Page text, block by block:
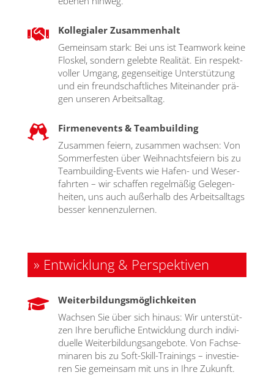

Kollegialer Zusammenhalt
Gemein­sam stark: Bei uns ist Team­work kei­ne
Flos­kel, son­dern geleb­te Rea­li­tät. Ein respekt­
vol­ler Umgang, gegen­sei­ti­ge Unter­stüt­zung
und ein freund­schaft­li­ches Mit­ein­an­der prä­
gen unse­ren Arbeits­all­tag.

Firmenevents & Teambuilding
Zusam­men fei­ern, zusam­men wach­sen: Von
Som­mer­fes­ten über Weih­nachts­fei­ern bis zu
Team­buil­ding-Events wie Hafen- und Weser­
fahr­ten – wir schaf­fen regel­mä­ßig Gele­gen­
hei­ten, uns auch außer­halb des Arbeits­all­tags
bes­ser ken­nen­zu­ler­nen.
» Entwicklung & Perspektiven

Weiterbildungsmöglichkeiten
Wach­sen Sie über sich hin­aus: Wir unter­stüt­
zen Ihre beruf­li­che Ent­wick­lung durch indi­vi­
du­el­le Wei­ter­bil­dungs­an­ge­bo­te. Von Fach­se­
mi­na­ren bis zu Soft-Skill-Trai­nings – inves­tie­
ren Sie gemein­sam mit uns in Ihre Zukunft.